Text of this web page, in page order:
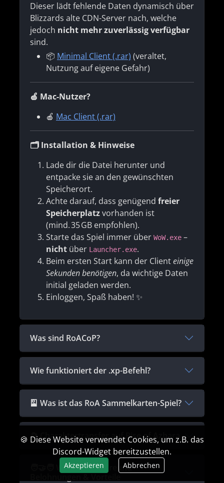
🍪 Diese Website verwendet Cookies, um z.B. das
Discord-Widget bereitzustellen.
Akzeptieren Abbrechen
Dieser lädt fehlende Daten dynamisch über
Blizzards alte CDN-Server nach, welche
jedoch nicht mehr zuverlässig verfügbar
sind.
📦 Minimal Client (.rar) (veraltet,
Nutzung auf eigene Gefahr)
🍏 Mac-Nutzer?
🍎 Mac Client (.rar)
🗂 Installation & Hinweise
Lade dir die Datei herunter und
entpacke sie an den gewünschten
Speicherort.
Achte darauf, dass genügend freier
Speicherplatzvorhanden ist
(mind. 35 GB empfohlen).
Starte das Spiel immer über WoW.exe –
nicht über Launcher.exe.
Beim ersten Start kann der Clienteinige
Sekunden benötigen, da wichtige Daten
initial geladen werden.
Einloggen, Spaß haben! ✨
Was sind RoACoP?
Wie funktioniert der .xp-Befehl?
🎴 Was ist das RoA Sammelkarten-Spiel?
🔄 Charaktertransfer auf Rise of Azhara
🧑‍🤝‍🧑 Werbt einen Freund –